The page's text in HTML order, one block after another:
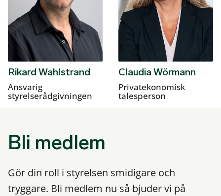
Rikard Wahlstrand
Ansvarig
styrelserådgivningen
Claudia Wörmann
Privatekonomisk
talesperson
Bli medlem
Gör din roll i styrelsen smidigare och
tryggare. Bli medlem nu så bjuder vi på